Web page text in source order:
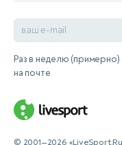
Раз в неделю
на почте
© 2001—2026